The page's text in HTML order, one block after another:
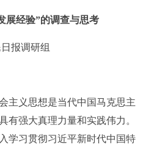
经验”的调查与思考
调研组
义思想是当代中国马克思主
有强大真理力量和实践伟力。
学习贯彻习近平新时代中国特